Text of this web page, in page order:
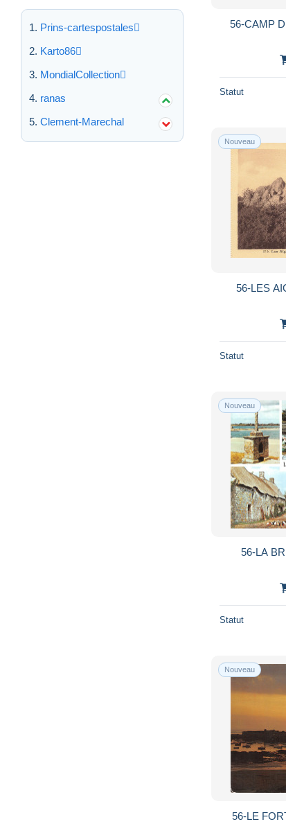
Prins-cartespostales
Karto86
MondialCollection
ranas
Clement-Marechal
56-CAMP
Statut
Nouveau
56-LES
Statut
Nouveau
56-LA
Statut
Nouveau
56-LE